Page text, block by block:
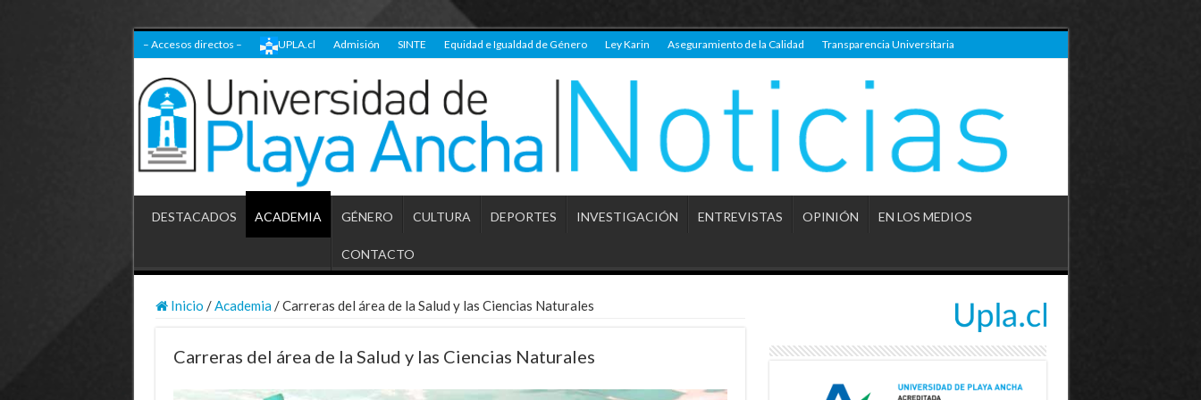
– Accesos directos – UPLA.cl Admisión SINTE Equidad e Igualdad de Género Ley Karin Aseguramiento de la Calidad Transparencia Universitaria
DESTACADOS ACADEMIA GÉNERO CULTURA DEPORTES INVESTIGACIÓN ENTREVISTAS OPINIÓN EN LOS MEDIOS
CONTACTO
Inicio / Academia /Carreras del área de la Salud y las Ciencias Naturales
Carreras del área de la Salud y las Ciencias Naturales